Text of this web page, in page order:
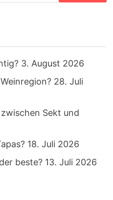
3. August 2026
28. Juli
Sekt und
18. Juli 2026
beste? 13. Juli 2026